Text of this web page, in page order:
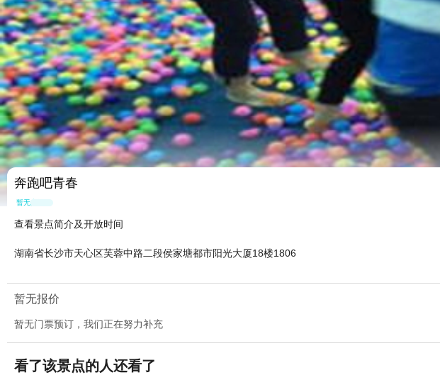
奔跑吧青春
暂无点评
查看景点简介及开放时间
湖南省长沙市天心区芙蓉中路二段侯家塘都市阳光大厦18楼1806
暂无报价
暂无门票预订，我们正在努力补充
看了该景点的人还看了